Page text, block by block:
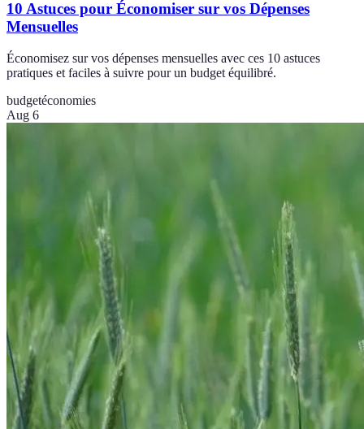
10 Astuces pour Économiser sur vos Dépenses
Mensuelles
Économisez sur vos dépenses mensuelles avec ces 10 astuces
pratiques et faciles à suivre pour un budget équilibré.
budgetéconomies
Aug 6